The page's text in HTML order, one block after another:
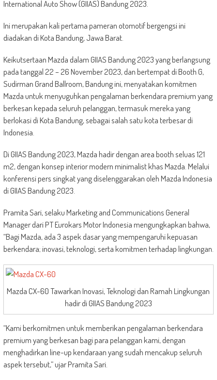
International Auto Show (GIIAS) Bandung 2023.
Ini merupakan kali pertama pameran otomotif bergengsi ini
diadakan di Kota Bandung, Jawa Barat.
Keikutsertaan Mazda dalam GIIAS Bandung 2023 yang berlangsung
pada tanggal 22 – 26 November 2023, dan bertempat di Booth G,
Sudirman Grand Ballroom, Bandung ini, menyatakan komitmen
Mazda untuk menyuguhkan pengalaman berkendara premium yang
berkesan kepada seluruh pelanggan, termasuk mereka yang
berlokasi di Kota Bandung, sebagai salah satu kota terbesar di
Indonesia.
Di GIIAS Bandung 2023, Mazda hadir dengan area booth seluas 121
m2, dengan konsep interior modern minimalist khas Mazda. Melalui
konferensi pers singkat yang diselenggarakan oleh Mazda Indonesia
di GIIAS Bandung 2023.
Pramita Sari, selaku Marketing and Communications General
Manager dari PT Eurokars Motor Indonesia mengungkapkan bahwa,
“Bagi Mazda, ada 3 aspek dasar yang mempengaruhi kepuasan
berkendara; inovasi, teknologi, serta komitmen terhadap lingkungan.
Mazda CX-60 Tawarkan Inovasi, Teknologi dan Ramah Lingkungan
hadir di GIIAS Bandung 2023
“Kami berkomitmen untuk memberikan pengalaman berkendara
premium yang berkesan bagi para pelanggan kami, dengan
menghadirkan line-up kendaraan yang sudah mencakup seluruh
aspek tersebut,” ujar Pramita Sari.